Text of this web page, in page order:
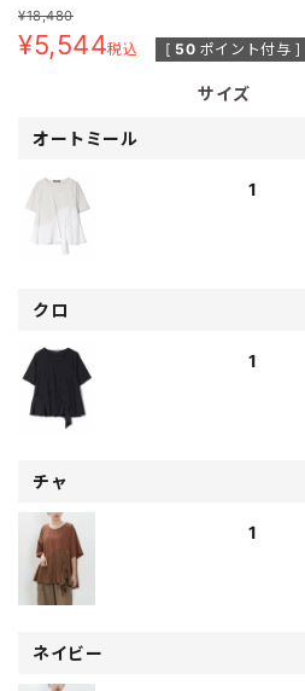
¥18,480
¥5,544税込 [ 50 ポイント付与 ]
サイズ
オートミール
1
クロ
1
チャ
1
ネイビー